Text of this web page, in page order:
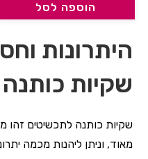
הוספה לסל
היתרונות
שקיות
שקיות כותנה לתכשיטים זהו
מאוד, וניתן ליהנות מכמה